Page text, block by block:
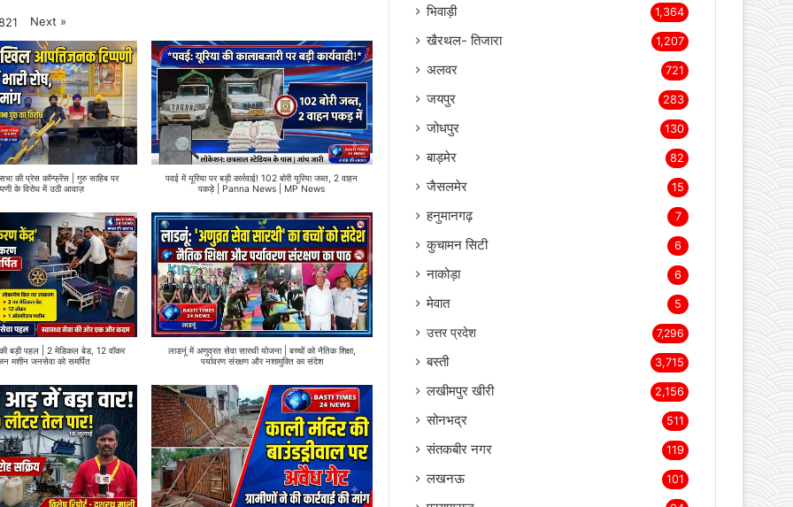
Next »
की प्रेस कॉन्फ्रेंस | गुरु साहिब पर
के विरोध में उठी आवाज़
पवई में यूरिया पर बड़ी कार्रवाई! 102 बोरी यूरिया जब्त, 2 वाहन
पकड़े | Panna News | MP News
की बड़ी पहल | 2 मेडिकल बेड, 12 वॉकर
मशीन जनसेवा को समर्पित
लाडनूं में अणुव्रत सेवा सारथी योजना | बच्चों को नैतिक शिक्षा,
पर्यावरण संरक्षण और नशामुक्ति का संदेश
बीकानेर 2,343
भिवाड़ी 1,364
खैरथल- तिजारा 1,207
अलवर 721
जयपुर 283
जोधपुर 130
बाड़मेर 82
जैसलमेर 15
हनुमानगढ़ 7
कुचामन सिटी 6
नाकोड़ा 6
मेवात 5
उत्तर प्रदेश 7,296
बस्ती 3,715
लखीमपुर खीरी 2,156
सोनभद्र 511
संतकबीर नगर 119
लखनऊ 101